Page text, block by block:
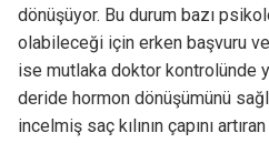
dönüşüyor. Bu durum bazı
olabileceği için erken başvuru
ise mutlaka doktor kontrolünde
deride hormon dönüşümünü
incelmiş saç kılının çapını